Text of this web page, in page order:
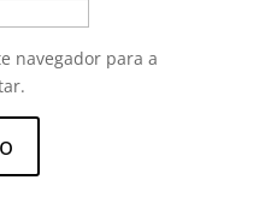
navegador para a